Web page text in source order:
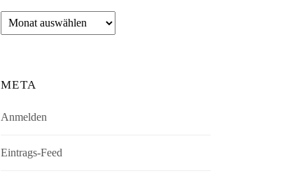
Archiv
META
Anmelden
Eintrags-Feed